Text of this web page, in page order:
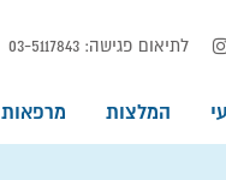
לתיאום פגישה:03-5117843
המלצות מרפאות